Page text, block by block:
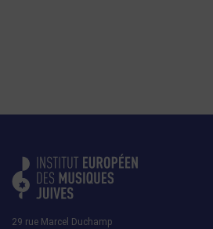
29 rue Marcel Duchamp